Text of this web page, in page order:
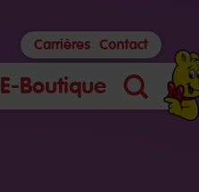
E-Boutique
Search
Carrières Contact